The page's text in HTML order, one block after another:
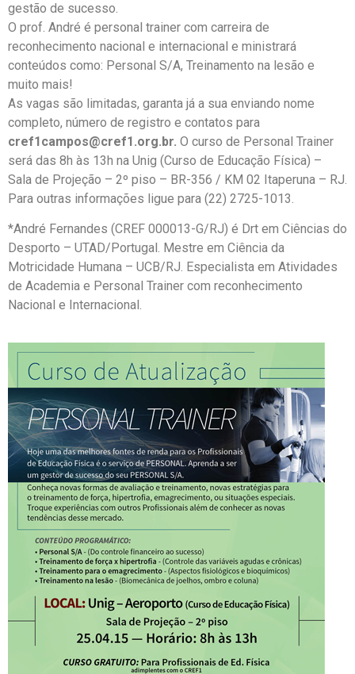
gestão de sucesso.
O prof. André é personal trainer com carreira de
reconhecimento nacional e internacional e ministrará
conteúdos como: Personal S/A, Treinamento na lesão e
muito mais!
As vagas são limitadas, garanta já a sua enviando nome
completo, número de registro e contatos para
cref1campos@cref1.org.br. O curso de Personal Trainer
será das 8h às 13h na Unig (Curso de Educação Física) –
Sala de Projeção – 2º piso – BR-356 / KM 02 Itaperuna – RJ.
Para outras informações ligue para (22) 2725-1013.
*André Fernandes (CREF 000013-G/RJ) é Drt em Ciências do
Desporto – UTAD/Portugal. Mestre em Ciência da
Motricidade Humana – UCB/RJ. Especialista em Atividades
de Academia e Personal Trainer com reconhecimento
Nacional e Internacional.